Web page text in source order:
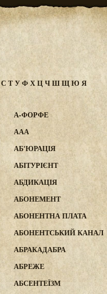
С ТУФХЦЧШЩЮ Я
А-ФОРФЕ
ААА
АБ'ЮРАЦІЯ
АБІТУРІЄНТ
АБДИКАЦІЯ
АБОНЕМЕНТ
АБОНЕНТНА ПЛАТА
АБОНЕНТСЬКИЙ КАНАЛ
АБРАКАДАБРА
АБРЕЖЕ
АБСЕНТЕЇЗМ